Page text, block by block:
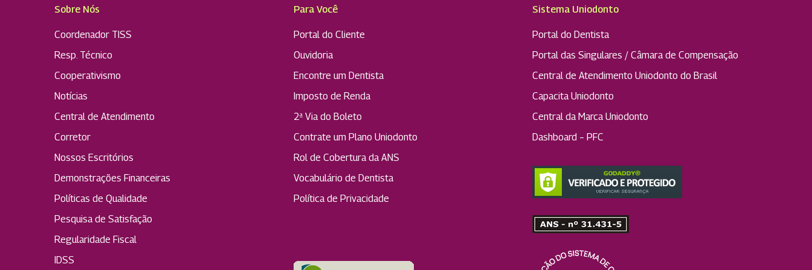
Sobre Nós
Coordenador TISS
Resp. Técnico
Cooperativismo
Notícias
Central de Atendimento
Corretor
Nossos Escritórios
Demonstrações Financeiras
Políticas de Qualidade
Pesquisa de Satisfação
Regularidade Fiscal
IDSS
Para Você
Portal do Cliente
Ouvidoria
Encontre um Dentista
Imposto de Renda
2ª Via do Boleto
Contrate um Plano Uniodonto
Rol de Cobertura da ANS
Vocabulário de Dentista
Política de Privacidade
Sistema Uniodonto
Portal do Dentista
Portal das Singulares / Câmara de Compensação
Central de Atendimento Uniodonto do Brasil
Capacita Uniodonto
Central da Marca Uniodonto
Dashboard – PFC